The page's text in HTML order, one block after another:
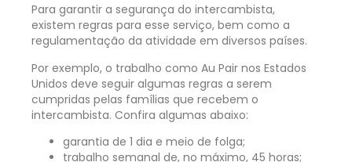
Para garantir a segurança do intercambista,
existem regras para esse serviço, bem como a
regulamentação da atividade em diversos países.
Por exemplo, o trabalho como Au Pair nos Estados
Unidos deve seguir algumas regras a serem
cumpridas pelas famílias que recebem o
intercambista. Confira algumas abaixo:
garantia de 1 dia e meio de folga;
trabalho semanal de, no máximo, 45 horas;